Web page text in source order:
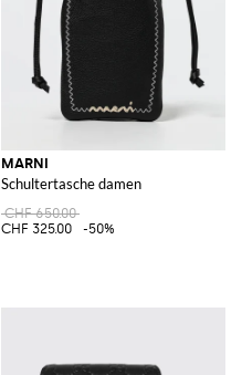
MARNI
Schultertasche damen
CHF 650.00
CHF 325.00
-50%